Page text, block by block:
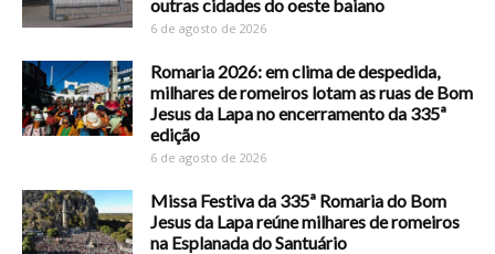
outras cidades do oeste baiano
6 de agosto de 2026
Romaria 2026: em clima de despedida,
milhares de romeiros lotam as ruas de Bom
Jesus da Lapa no encerramento da 335ª
edição
6 de agosto de 2026
Missa Festiva da 335ª Romaria do Bom
Jesus da Lapa reúne milhares de romeiros
na Esplanada do Santuário